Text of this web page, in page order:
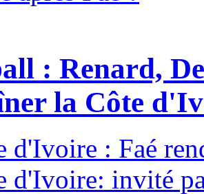
: Renard,
la Côte
d'Ivoire : Faé
d'Ivoire: invité